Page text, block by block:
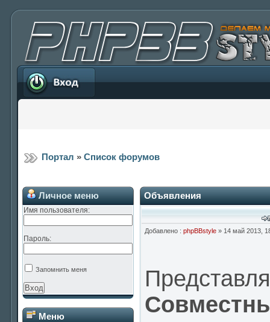
Вход
Портал » Список форумов
Личное меню
Имя пользователя:
Пароль:
Запомнить меня
Меню
Объявления
Добавлено : phpBBstyle » 14 май 2013,